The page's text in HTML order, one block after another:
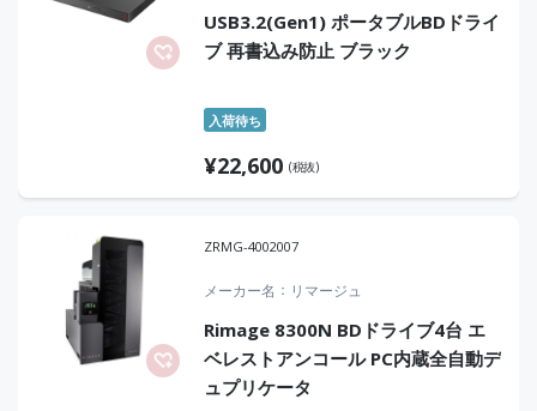
USB3.2(Gen1) ポータブルBDドライ
ブ 再書込み防止 ブラック
入荷待ち
¥22,600 (税抜)
ZRMG-4002007
メーカー名 リマージュ
Rimage 8300N BDドライブ4台 エ
ベレストアンコール PC内蔵全自動デ
ュプリケータ